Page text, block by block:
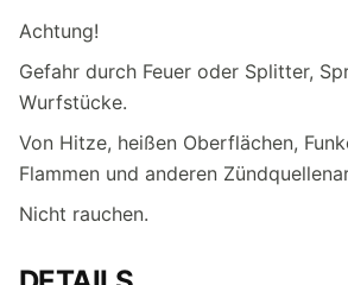
Achtung!
Gefahr durch Feuer oder Splitter,
Wurfstücke.
Von Hitze, heißen Oberflächen,
Flammen und anderen
Nicht rauchen.